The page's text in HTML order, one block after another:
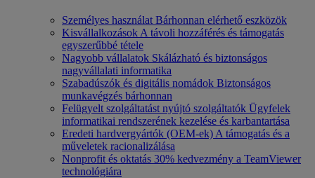
Személyes használat Bárhonnan elérhető eszközök
Kisvállalkozások A távoli hozzáférés és támogatás
egyszerűbbé tétele
Nagyobb vállalatok Skálázható és biztonságos
nagyvállalati informatika
Szabadúszók és digitális nomádok Biztonságos
munkavégzés bárhonnan
Felügyelt szolgáltatást nyújtó szolgáltatók Ügyfelek
informatikai rendszerének kezelése és karbantartása
Eredeti hardvergyártók (OEM-ek) A támogatás és a
műveletek racionalizálása
Nonprofit és oktatás 30% kedvezmény a TeamViewer
technológiára